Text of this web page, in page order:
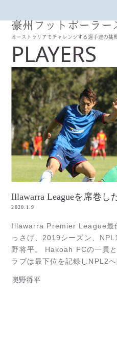
豪州フットボーラー
オーストラリアでチャレンジする選手達の挑
PLAYERS
Illawarra Leagueを席巻し
2020.1.9
Illawarra Premier League最
っさげ、2019シーズン、
野将平。 Hakoah FCの一員
ラブは最下位を記録しNPL2
いまま不完全燃焼なシーズン
奥野将平